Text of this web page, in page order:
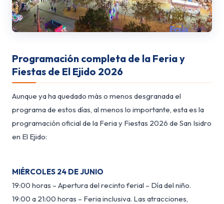
Programación completa de la Feria y
Fiestas de El Ejido 2026
Aunque ya ha quedado más o menos desgranada el
programa de estos días, al menos lo importante, esta es la
programación oficial de la Feria y Fiestas 2026 de San Isidro
en El Ejido:
MIÉRCOLES 24 DE JUNIO
19:00 horas – Apertura del recinto ferial – Día del niño.
19:00 a 21:00 horas – Feria inclusiva. Las atracciones,